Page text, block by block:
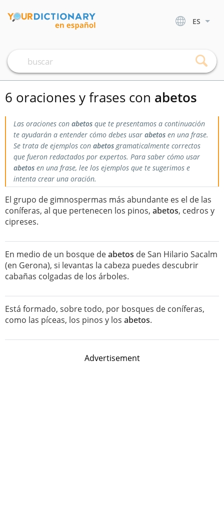
ES
6 oraciones y frases con abetos
Las oraciones con abetos que te presentamos a continuación
te ayudarán a entender cómo debes usar abetos en una frase.
Se trata de ejemplos con abetosgramaticalmente correctos
que fueron redactados por expertos. Para saber cómo usar
abetos en una frase, lee los ejemplos que te sugerimos e
intenta crear una oración.
El grupo de gimnospermas más abundante es el de las
coníferas, al que pertenecen los pinos, abetos, cedros y
cipreses.
En medio de un bosque deabetos de San Hilario Sacalm
(en Gerona), si levantas la cabeza puedes descubrir
cabañas colgadas de los árboles.
Está formado, sobre todo, por bosques de coníferas,
como las píceas, los pinos y los abetos.
Advertisement